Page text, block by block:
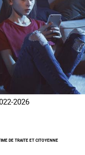
2026
DE TRAITE ET CITOYENNE